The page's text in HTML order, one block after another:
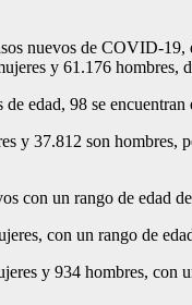
nuevos de COVID-
y 61.176 hombres,
edad, 98 se
y 37.812 son
con un rango de edad
con un rango de
y 934 hombres, con